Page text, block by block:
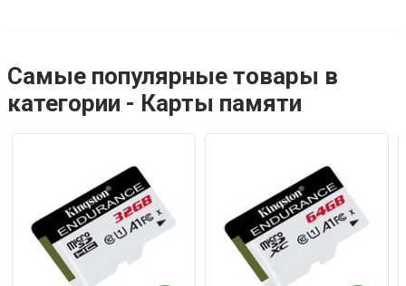
Самые популярные товары в
категории - Карты памяти